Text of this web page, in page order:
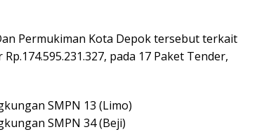
Permukiman Kota Depok tersebut terkait
pada 17 Paket Tender,
SMPN 13 (Limo)
SMPN 34 (Beji)